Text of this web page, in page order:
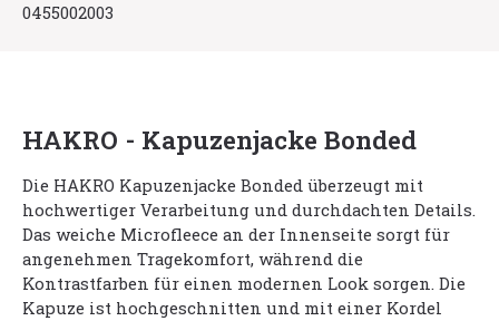
0455002003
HAKRO - Kapuzenjacke Bonded
Die HAKRO Kapuzenjacke Bonded überzeugt mit
hochwertiger Verarbeitung und durchdachten Details.
Das weiche Microfleece an der Innenseite sorgt für
angenehmen Tragekomfort, während die
Kontrastfarben für einen modernen Look sorgen. Die
Kapuze ist hochgeschnitten und mit einer Kordel